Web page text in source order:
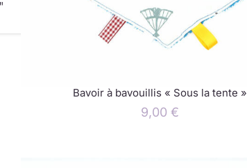
Bavoir à bavouillis « Sous la tente »
9,00€